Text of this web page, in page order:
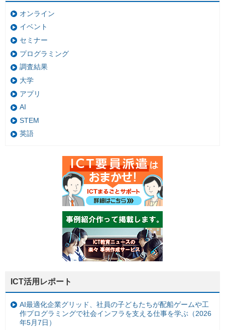
オンライン
イベント
セミナー
プログラミング
調査結果
大学
アプリ
AI
STEM
英語
ICT活用レポート
AI最適化企業グリッド、社員の子どもたちが配船ゲームや工
作プログラミングで社会インフラを支える仕事を学ぶ（2026
年5月7日）